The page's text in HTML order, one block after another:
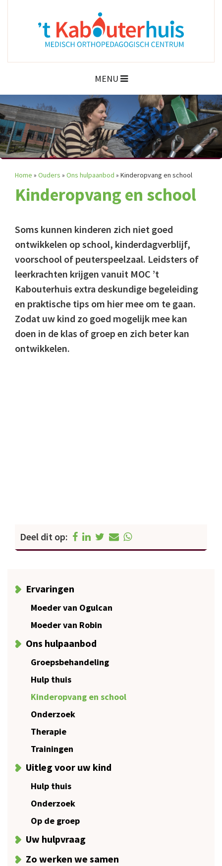
MENU
Home » Ouders » Ons hulpaanbod » Kinderopvang en school
Kinderopvang en school
Soms kunnen kinderen zich niet goed
ontwikkelen op school, kinderdagverblijf,
voorschool of peuterspeelzaal. Leidsters of
leerkrachten krijgen vanuit MOC ’t
Kabouterhuis extra deskundige begeleiding
en praktische tips om hier mee om te gaan.
Zodat uw kind zo goed mogelijk mee kan
doen in de klas of groep en zich beter kan
ontwikkelen.
Deel dit op:
Ervaringen
Moeder van Ogulcan
Moeder van Robin
Ons hulpaanbod
Groepsbehandeling
Hulp thuis
Kinderopvang en school
Onderzoek
Therapie
Trainingen
Uitleg voor uw kind
Hulp thuis
Onderzoek
Op de groep
Uw hulpvraag
Zo werken we samen